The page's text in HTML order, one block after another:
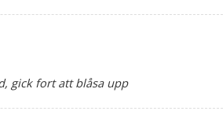
gick fort att blåsa upp